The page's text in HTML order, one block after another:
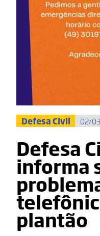
Defesa Civil 02/
Defesa
informa
plantão